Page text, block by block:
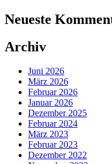
Neueste
Archiv
Juni 2026
März 2026
Februar 2026
Januar 2026
Dezember 2025
Februar 2024
März 2023
Februar 2023
Dezember 2022